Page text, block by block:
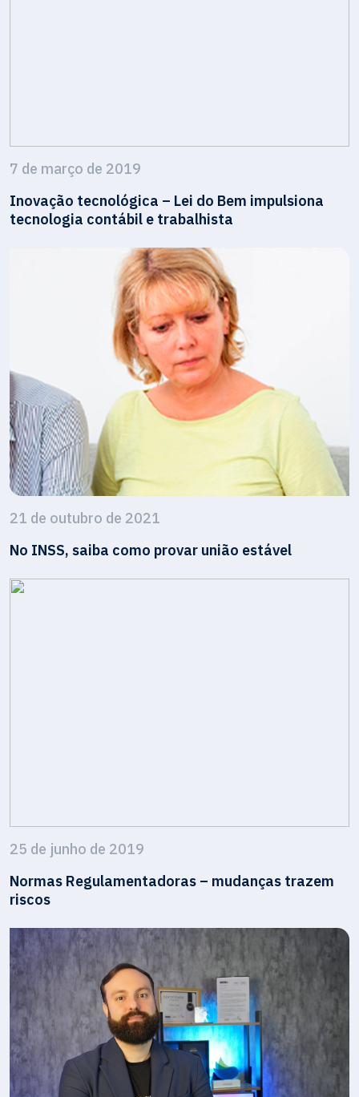
7 de março de 2019
Inovação tecnológica – Lei do Bem impulsiona
tecnologia contábil e trabalhista
21 de outubro de 2021
No INSS, saiba como provar união estável
25 de junho de 2019
Normas Regulamentadoras – mudanças trazem
riscos